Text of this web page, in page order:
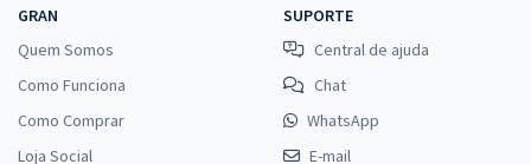
GRAN
Quem Somos
Como Funciona
Como Comprar
Loja Social
SUPORTE
Central de ajuda
Chat
WhatsApp
E-mail